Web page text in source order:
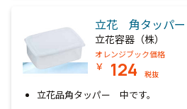
立花 角タッパ
立花容器（株）
オレンジブック価格
￥ 124 税抜
立花品角タッパー 中です。